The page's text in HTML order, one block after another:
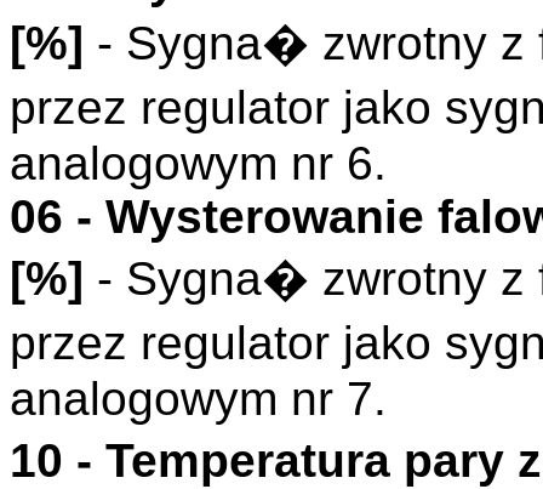
[%] - Sygna� zwrotny z
przez regulator jako
analogowym nr 6.
06 - Wysterowanie
[%] - Sygna� zwrotny z
przez regulator jako
analogowym nr 7.
10 - Temperatura pary